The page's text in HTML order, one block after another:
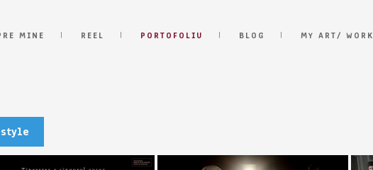
MINE REEL PORTOFOLIU BLOG MY ART/ WORK